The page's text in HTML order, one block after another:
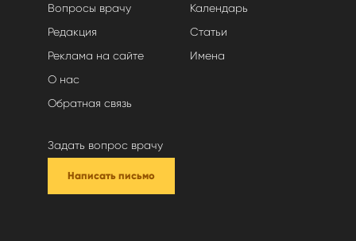
Вопросы врачу
Редакция
Реклама на сайте
О нас
Обратная связь
Календарь
Статьи
Имена
Задать вопрос врачу
Написать письмо